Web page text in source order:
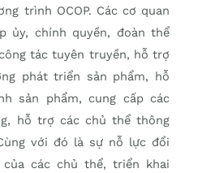
trình OCOP. Các cơ quan
ủy, chính quyền, đoàn thể
tác tuyên truyền, hỗ trợ
phát triển sản phẩm, hỗ
sản phẩm, cung cấp các
hỗ trợ các chủ thể thông
với đó là sự nỗ lực đổi
các chủ thể, triển khai